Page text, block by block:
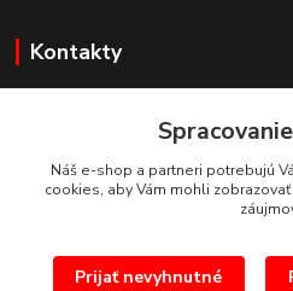
Kontakty
+421 918 177611
info@proprint.sk
Náš e-shop a partneri potrebujú
cookies, aby Vám mohli
Prijať nevyhnutné